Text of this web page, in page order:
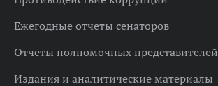
Ежегодные отчеты сенаторов
Отчеты полномочных представителей
Издания и аналитические материалы